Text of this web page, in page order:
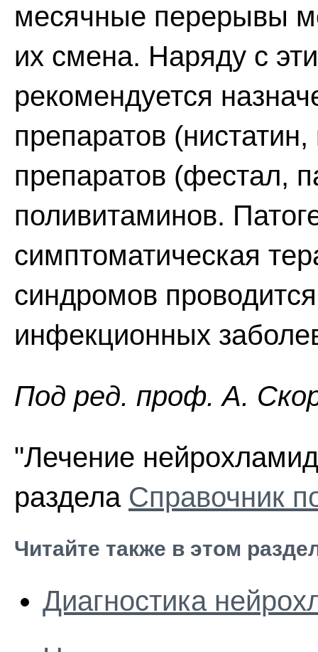
месячные перерывы
их смена. Наряду с
рекомендуется
препаратов
препаратов (фестал,
поливитаминов.
симптоматическая
синдромов
инфекционных
Пoд peд. проф. А.
"Лечение
раздела Справочник
Читайте также в этом
Диагностика